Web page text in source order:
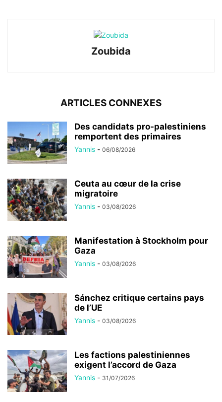
Zoubida
ARTICLES CONNEXES
Des candidats pro-palestiniens
remportent des primaires
Yannis - 06/08/2026
Ceuta au cœur de la crise
migratoire
Yannis - 03/08/2026
Manifestation à Stockholm pour
Gaza
Yannis - 03/08/2026
Sánchez critique certains pays
de l’UE
Yannis - 03/08/2026
Les factions palestiniennes
exigent l’accord de Gaza
Yannis - 31/07/2026